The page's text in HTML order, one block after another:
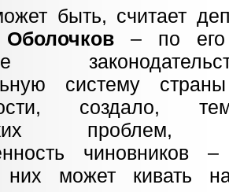
быть, считает
– по его
систему
создало,
чиновников
может кивать